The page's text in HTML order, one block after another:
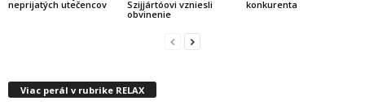
neprijatých utečencov
Szijjártóovi vzniesli
obvinenie
konkurenta
Viac perál v rubrike RELAX